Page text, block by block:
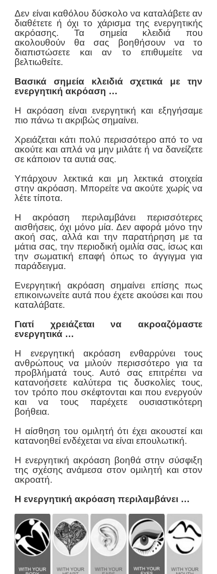
Δεν είναι καθόλου δύσκολο να καταλάβετε αν
διαθέτετε ή όχι το χάρισμα της ενεργητικής
ακρόασης. Τα σημεία κλειδιά που
ακολουθούν θα σας βοηθήσουν να το
διαπιστώσετε και αν το επιθυμείτε να
βελτιωθείτε.
Βασικά σημεία κλειδιά σχετικά με την
ενεργητική ακρόαση …
Η ακρόαση είναι ενεργητική και εξηγήσαμε
πιο πάνω τι ακριβώς σημαίνει.
Χρειάζεται κάτι πολύ περισσότερο από το να
ακούτε και απλά να μην μιλάτε ή να δανείζετε
σε κάποιον τα αυτιά σας.
Υπάρχουν λεκτικά και μη λεκτικά στοιχεία
στην ακρόαση. Μπορείτε να ακούτε χωρίς να
λέτε τίποτα.
Η ακρόαση περιλαμβάνει περισσότερες
αισθήσεις, όχι μόνο μία. Δεν αφορά μόνο την
ακοή σας, αλλά και την παρατήρηση με τα
μάτια σας, την περιοδική ομιλία σας, ίσως και
την σωματική επαφή όπως το άγγιγμα για
παράδειγμα.
Ενεργητική ακρόαση σημαίνει επίσης πως
επικοινωνείτε αυτά που έχετε ακούσει και που
καταλάβατε.
Γιατί χρειάζεται να ακροαζόμαστε
ενεργητικά …
Η ενεργητική ακρόαση ενθαρρύνει τους
ανθρώπους να μιλούν περισσότερο για τα
προβλήματά τους. Αυτό σας επιτρέπει να
κατανοήσετε καλύτερα τις δυσκολίες τους,
τον τρόπο που σκέφτονται και που ενεργούν
και να τους παρέχετε ουσιαστικότερη
βοήθεια.
Η αίσθηση του ομιλητή ότι έχει ακουστεί και
κατανοηθεί ενδέχεται να είναι επουλωτική.
Η ενεργητική ακρόαση βοηθά στην σύσφιξη
της σχέσης ανάμεσα στον ομιλητή και στον
ακροατή.
Η ενεργητική ακρόαση περιλαμβάνει …